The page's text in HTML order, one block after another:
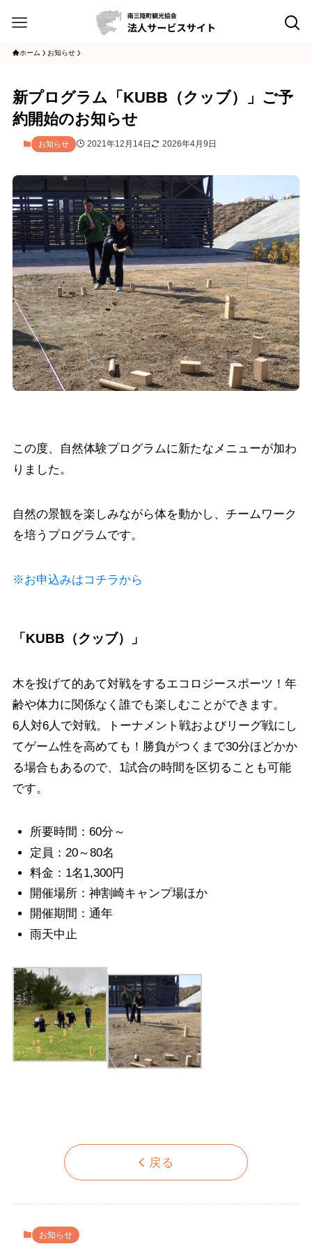
ホーム お知らせ
新プログラム「KUBB（クッブ）」ご予
約開始のお知らせ
お知らせ 2021年12月14日 2026年4月9日
この度、自然体験プログラムに新たなメニューが加わ
りました。
自然の景観を楽しみながら体を動かし、チームワーク
を培うプログラムです。
※お申込みはコチラから
「KUBB（クッブ）」
木を投げて的あて対戦をするエコロジースポーツ！年
齢や体力に関係なく誰でも楽しむことができます。
6人対6人で対戦。トーナメント戦およびリーグ戦にし
てゲーム性を高めても！勝負がつくまで30分ほどかか
る場合もあるので、1試合の時間を区切ることも可能
です。
所要時間：60分～
定員：20～80名
料金：1名1,300円
開催場所：神割崎キャンプ場ほか
開催期間：通年
雨天中止
戻る
お知らせ